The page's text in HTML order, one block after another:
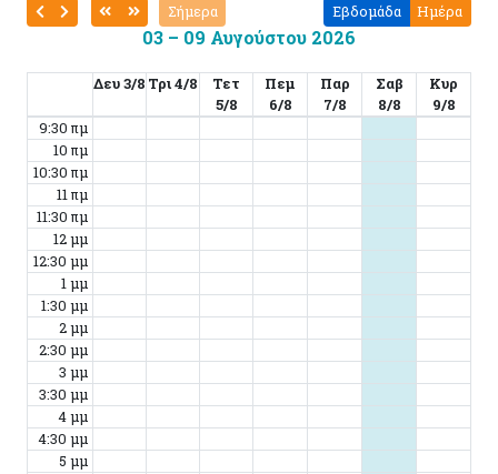
Σήμερα Εβδομάδα Ημέρα
03 – 09 Αυγούστου 2026
Δευ 3/8 Τρι 4/8
Τετ
5/8
Πεμ
6/8
Παρ
7/8
Σαβ
8/8
Κυρ
9/8
9:30 πμ
10 πμ
10:30 πμ
11 πμ
11:30 πμ
12 μμ
12:30 μμ
1 μμ
1:30 μμ
2 μμ
2:30 μμ
3 μμ
3:30 μμ
4 μμ
4:30 μμ
5 μμ